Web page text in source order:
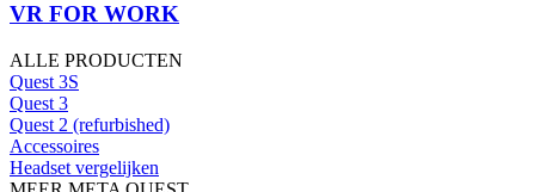
VR FOR WORK
ALLE PRODUCTEN
Quest 3S
Quest 3
Quest 2 (refurbished)
Accessoires
Headset vergelijken